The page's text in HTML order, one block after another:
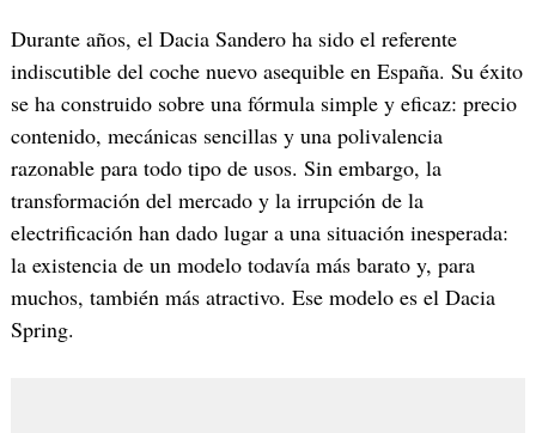
Durante años, el Dacia Sandero ha sido el referente
indiscutible del coche nuevo asequible en España. Su éxito
se ha construido sobre una fórmula simple y eficaz: precio
contenido, mecánicas sencillas y una polivalencia
razonable para todo tipo de usos. Sin embargo, la
transformación del mercado y la irrupción de la
electrificación han dado lugar a una situación inesperada:
la existencia de un modelo todavía más barato y, para
muchos, también más atractivo. Ese modelo es el Dacia
Spring.